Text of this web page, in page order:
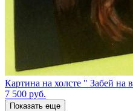
Картина на холсте " Забей на
7 500 руб.
Показать еще